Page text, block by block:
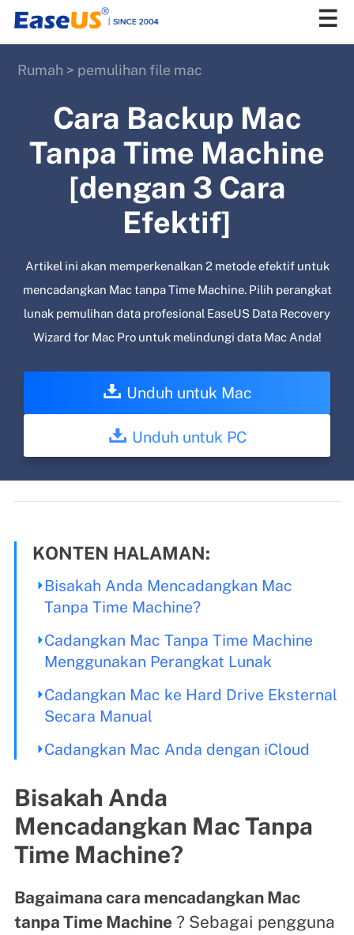
Rumah > pemulihan file mac
Cara Backup Mac
Tanpa Time Machine
[dengan 3 Cara
Efektif]
Artikel ini akan memperkenalkan 2 metode efektif untuk
mencadangkan Mac tanpa Time Machine. Pilih perangkat
lunak pemulihan data profesional EaseUS Data Recovery
Wizard for Mac Pro untuk melindungi data Mac Anda!
Unduh untuk Mac
Unduh untuk PC
KONTEN HALAMAN:
Bisakah Anda Mencadangkan Mac
Tanpa Time Machine?
Cadangkan Mac Tanpa Time Machine
Menggunakan Perangkat Lunak
Cadangkan Mac ke Hard Drive Eksternal
Secara Manual
Cadangkan Mac Anda dengan iCloud
Bisakah Anda
Mencadangkan Mac Tanpa
Time Machine?
Bagaimana cara mencadangkan Mac
tanpa Time Machine ? Sebagai pengguna